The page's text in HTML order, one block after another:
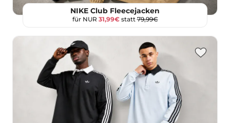
NIKE Club Fleecejacken
für NUR 31,99€statt79,99€